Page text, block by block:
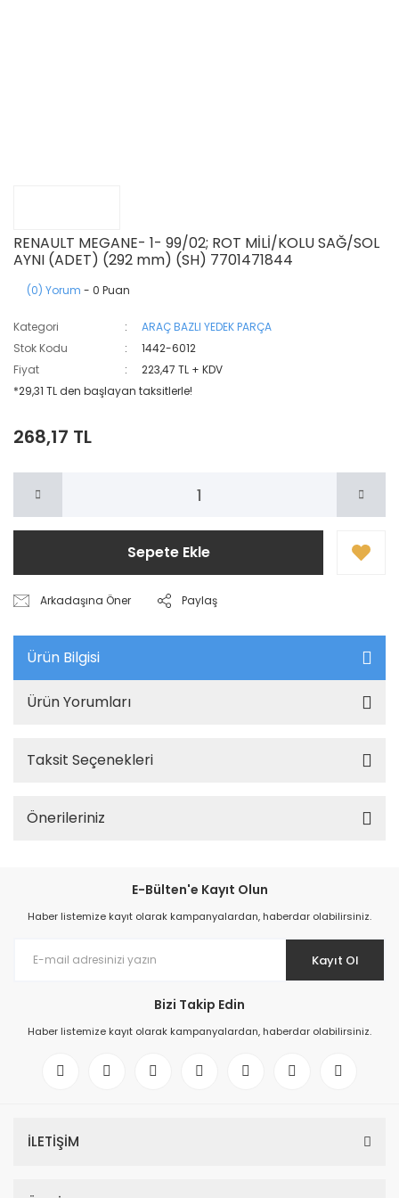
RENAULT MEGANE- 1- 99/02; ROT MİLİ/KOLU SAĞ/SOL
AYNI (ADET) (292 mm) (SH) 7701471844
(0) Yorum - 0 Puan
Kategori
ARAÇ BAZLI YEDEK PARÇA
Stok Kodu
1442-6012
Fiyat
223,47 TL + KDV
*29,31 TL den başlayan taksitlerle!
268,17 TL
Sepete Ekle
Arkadaşına Öner Paylaş
Ürün Bilgisi
Ürün Yorumları
Taksit Seçenekleri
Önerileriniz
E-Bülten'e Kayıt Olun
Haber listemize kayıt olarak kampanyalardan, haberdar olabilirsiniz.
Kayıt Ol
Bizi Takip Edin
Haber listemize kayıt olarak kampanyalardan, haberdar olabilirsiniz.
İLETİŞİM